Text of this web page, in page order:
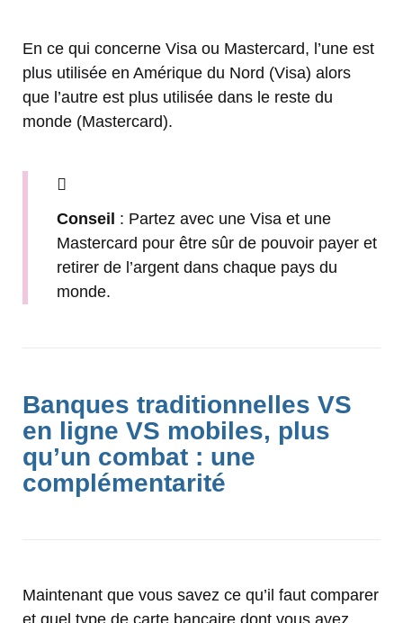
En ce qui concerne Visa ou Mastercard, l’une est
plus utilisée en Amérique du Nord (Visa) alors
que l’autre est plus utilisée dans le reste du
monde (Mastercard).
Conseil : Partez avec une Visa et une
Mastercard pour être sûr de pouvoir payer et
retirer de l’argent dans chaque pays du
monde.
Banques traditionnelles VS
en ligne VS mobiles, plus
qu’un combat : une
complémentarité
Maintenant que vous savez ce qu’il faut comparer
et quel type de carte bancaire dont vous avez